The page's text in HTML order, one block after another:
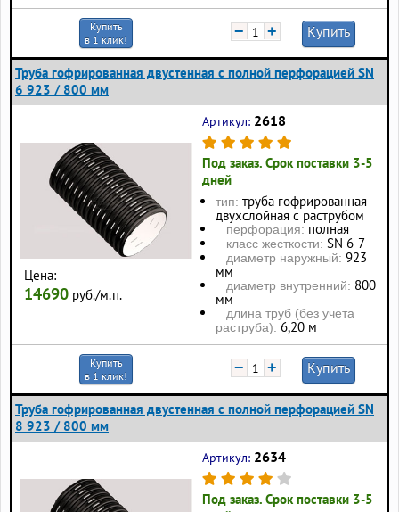
Купить
в 1 клик!
− + Купить
Труба гофрированная двустенная с полной перфорацией SN
6 923 / 800 мм
Цена:
14690 руб./м.п.
Артикул: 2618
Под заказ. Срок поставки 3-5
дней
тип: труба гофрированная
двухслойная с раструбом
перфорация: полная
класс жесткости: SN 6-7
диаметр наружный: 923
мм
диаметр внутренний: 800
мм
длина труб (без учета
раструба): 6,20 м
Купить
в 1 клик!
− + Купить
Труба гофрированная двустенная с полной перфорацией SN
8 923 / 800 мм
Артикул: 2634
Под заказ. Срок поставки 3-5